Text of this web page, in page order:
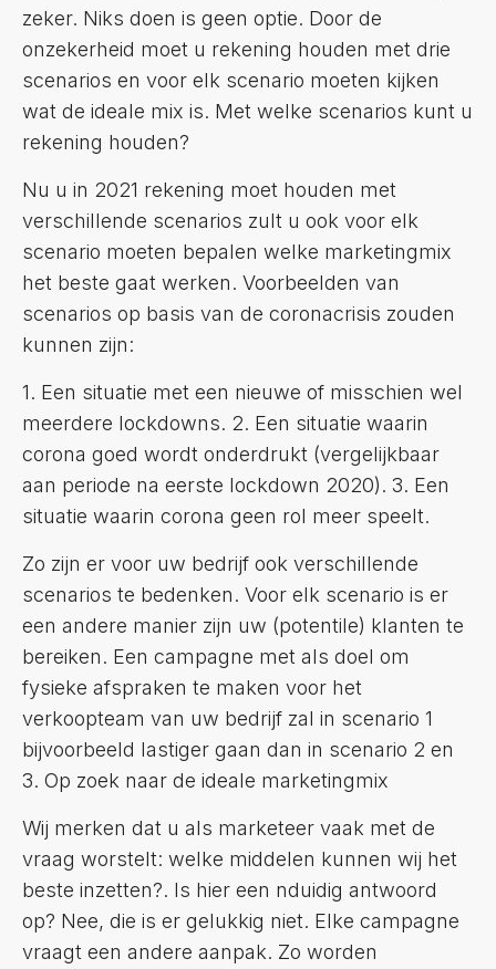
zeker. Niks doen is geen optie. Door de
onzekerheid moet u rekening houden met drie
scenarios en voor elk scenario moeten kijken
wat de ideale mix is. Met welke scenarios kunt u
rekening houden?
Nu u in 2021 rekening moet houden met
verschillende scenarios zult u ook voor elk
scenario moeten bepalen welke marketingmix
het beste gaat werken. Voorbeelden van
scenarios op basis van de coronacrisis zouden
kunnen zijn:
1. Een situatie met een nieuwe of misschien wel
meerdere lockdowns. 2. Een situatie waarin
corona goed wordt onderdrukt (vergelijkbaar
aan periode na eerste lockdown 2020). 3. Een
situatie waarin corona geen rol meer speelt.
Zo zijn er voor uw bedrijf ook verschillende
scenarios te bedenken. Voor elk scenario is er
een andere manier zijn uw (potentile) klanten te
bereiken. Een campagne met als doel om
fysieke afspraken te maken voor het
verkoopteam van uw bedrijf zal in scenario 1
bijvoorbeeld lastiger gaan dan in scenario 2 en
3. Op zoek naar de ideale marketingmix
Wij merken dat u als marketeer vaak met de
vraag worstelt: welke middelen kunnen wij het
beste inzetten?. Is hier een nduidig antwoord
op? Nee, die is er gelukkig niet. Elke campagne
vraagt een andere aanpak. Zo worden